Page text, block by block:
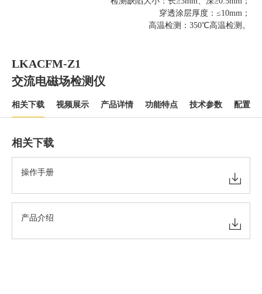
穿透涂层厚度：≤10mm；
高温检测：350℃高温检测。
LKACFM-Z1
交流电磁场检测仪
相关下载 视频展示 产品详情 功能特点 技术参数 配置清
相关下载
操作手册
产品介绍